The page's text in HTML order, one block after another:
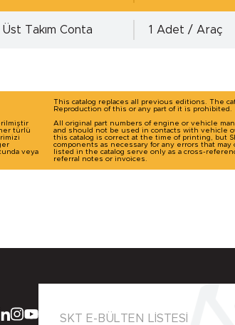
-
Üst Takım Conta 1 Adet / Araç
her türlü
veya
This catalog replaces all previous editions. The
Reproduction of this or any part of it is prohibited.
All original part numbers of engine or vehicle
and should not be used in contacts with vehicle
this catalog is correct at the time of printing, but
components as necessary for any errors that
listed in the catalog serve only as a cross-
referral notes or invoices.
SKT E-BÜLTEN LİSTESİ